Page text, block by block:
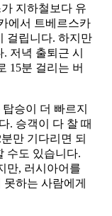
지하철보다 유
에서 트베르스카
걸립니다. 하지만
저녁 출퇴근 시
15분 걸리는 버
승이 더 빠르지
. 승객이 다 찰 때
만 기다리면 되
수도 있습니다.
만, 러시아어를
하는 사람에게